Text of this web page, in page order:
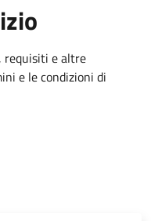
requisiti e altre
e le condizioni di